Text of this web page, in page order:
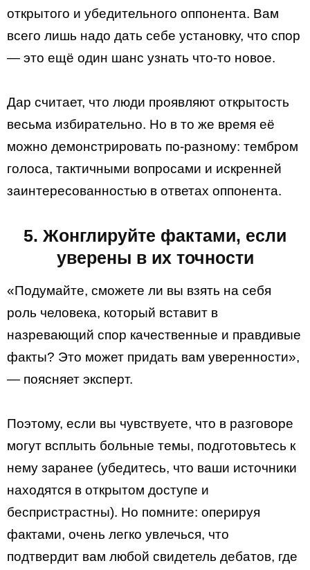
открытого и убедительного оппонента. Вам
всего лишь надо дать себе установку, что спор
— это ещё один шанс узнать что-то новое.
Дар считает, что люди проявляют открытость
весьма избирательно. Но в то же время её
можно демонстрировать по-разному: тембром
голоса, тактичными вопросами и искренней
заинтересованностью в ответах оппонента.
5. Жонглируйте фактами, если
уверены в их точности
«Подумайте, сможете ли вы взять на себя
роль человека, который вставит в
назревающий спор качественные и правдивые
факты? Это может придать вам уверенности»,
— поясняет эксперт.
Поэтому, если вы чувствуете, что в разговоре
могут всплыть больные темы, подготовьтесь к
нему заранее (убедитесь, что ваши источники
находятся в открытом доступе и
беспристрастны). Но помните: оперируя
фактами, очень легко увлечься, что
подтвердит вам любой свидетель дебатов, где